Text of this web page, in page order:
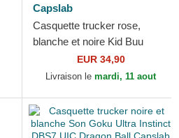
Capslab
Casquette trucker rose,
blanche et noire Kid Buu
DBZ8 BUU Dragon Ball
Capslab
EUR 34,90
Livraison le mardi, 11 aout